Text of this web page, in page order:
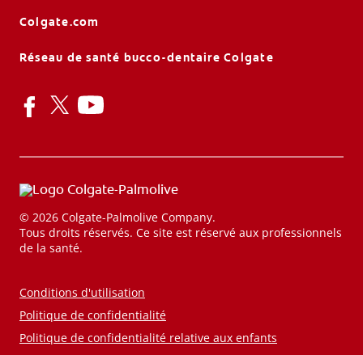
Colgate.com
Réseau de santé bucco-dentaire Colgate
© 2026 Colgate-Palmolive Company.
Tous droits réservés. Ce site est réservé aux professionnels
de la santé.
Conditions d'utilisation
Politique de confidentialité
Politique de confidentialité relative aux enfants